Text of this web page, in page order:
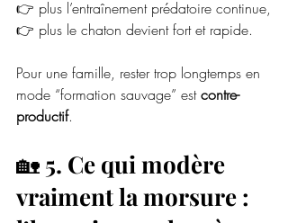
👉 plus l’entraînement prédatoire continue,
👉 plus le chaton devient fort et rapide.
Pour une famille, rester trop longtemps en
mode “formation sauvage” est contre-
productif.
🏡 5. Ce qui modère
vraiment la morsure :